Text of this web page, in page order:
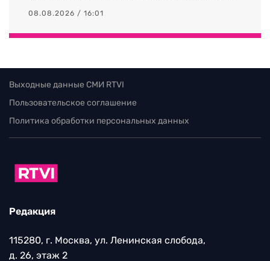
08.08.2026 / 16:01
Выходные данные СМИ RTVI
Пользовательское соглашение
Политика обработки персональных данных
Редакция
115280, г. Москва, ул. Ленинская слобода,
д. 26, этаж 2